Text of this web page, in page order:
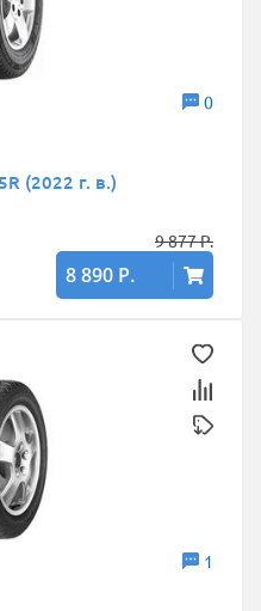
0
(2022 г. в.)
9 877 Р.
8 890 Р.
1